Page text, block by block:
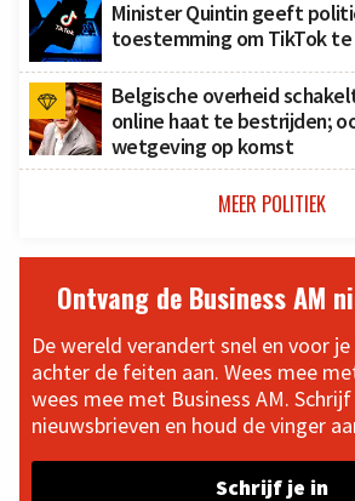
Minister Quintin geeft
toestemming om TikTok
Belgische overheid
online haat te bestrijden;
wetgeving op komst
MEER POLITIEK
Ontvang de Business AM
De wereld verandert snel en voor
achter de feiten aan. Wees mee
wees mee met Business AM.
nieuwsbrieven en houd de vinger
Schrijf je in